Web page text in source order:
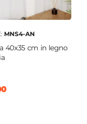
MNS4-AN
40x35 cm in legno